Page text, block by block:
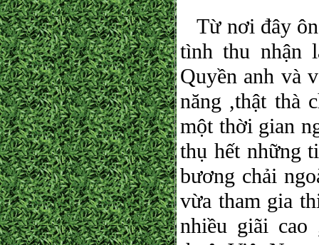
Từ nơi đây
tình thu nhận
Quyền anh và
năng ,thật thà
một thời gian
thụ hết những
bương chải
vừa tham gia
nhiều giãi cao